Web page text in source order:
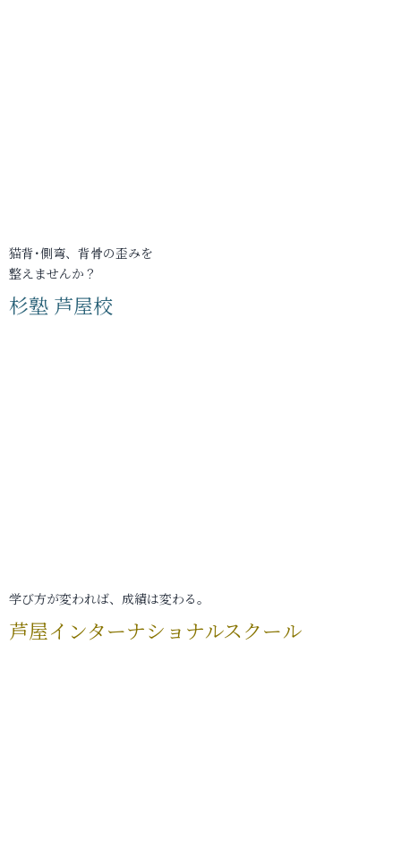
猫背･側弯、背骨の歪みを
整えませんか？
杉塾 芦屋校
学び方が変われば、成績は変わる。
芦屋インターナショナルスクール